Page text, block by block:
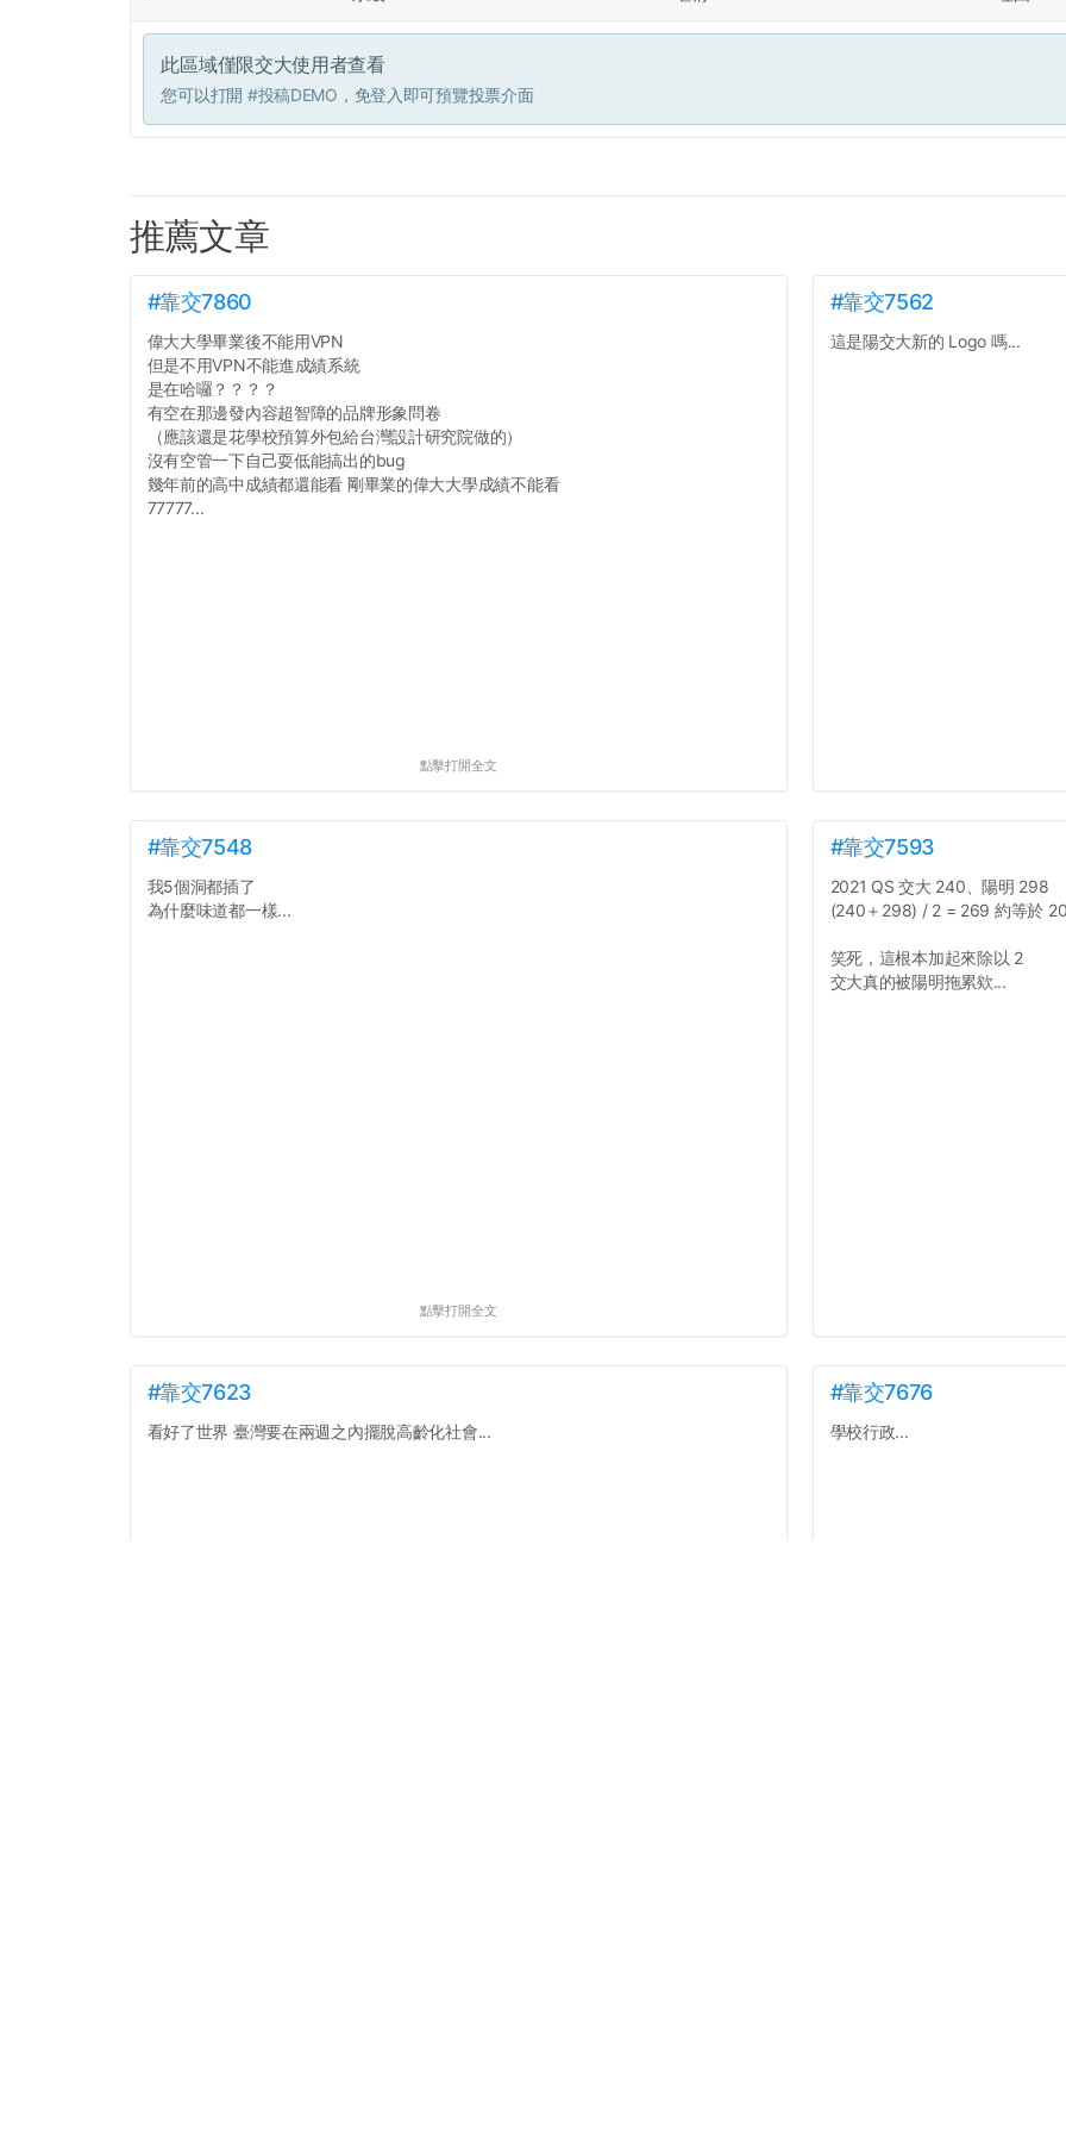
此區域僅限交大使用者查看
您可以打開 #投稿DEMO ，免登入即可預覽投票介面
推薦文章
#靠交7860
偉大大學畢業後不能用VPN
但是不用VPN不能進成績系統
是在哈囉？？？？
有空在那邊發內容超智障的品牌形象問卷
（應該還是花學校預算外包給台灣設計研究院做的）
沒有空管一下自己耍低能搞出的bug
幾年前的高中成績都還能看 剛畢業的偉大大學成績不能看
77777...
點擊打開全文
#靠交7562
這是陽交大新的 Logo 嗎...
#靠交7548
我5個洞都插了
為什麼味道都一樣...
點擊打開全文
#靠交7593
2021 QS 交大 240、陽明 298
(240＋298) / 2 = 269 約等於
笑死，這根本加起來除以 2
交大真的被陽明拖累欸...
#靠交7623
看好了世界 臺灣要在兩週之內擺脫高齡化社會...
#靠交7676
學校行政...